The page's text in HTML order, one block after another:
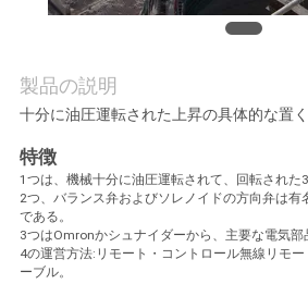
連
絡
し
な
さ
製品の説明
十分に油圧運転された上昇の具体的な置
特徴
1つは、機械十分に油圧運転されて、回転された
2つ、バランス弁およびソレノイドの方向弁は有
である。
3つはOmronかシュナイダーから、主要な電気部
4の運営方法:リモート・コントロール無線リモ
ーブル。